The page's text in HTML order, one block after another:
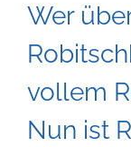
Wer
vollem
Nun ist